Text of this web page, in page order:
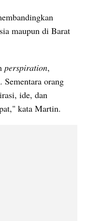
maupun di Barat
perspiration,
Sementara orang
ide, dan
kata Martin.